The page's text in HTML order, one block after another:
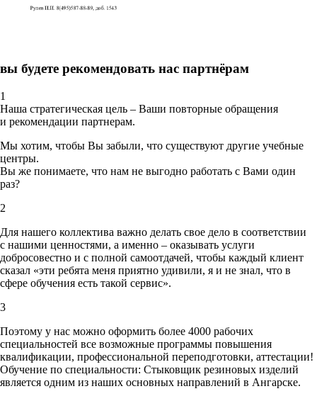
вы будете рекомендовать нас партнёрам
1
Наша стратегическая цель – Ваши повторные обращения
и рекомендации партнерам.
Мы хотим, чтобы Вы забыли, что существуют другие учебные
центры.
Вы же понимаете, что нам не выгодно работать с Вами один
раз?
2
Для нашего коллектива важно делать свое дело в соответствии
с нашими ценностями, а именно – оказывать услуги
добросовестно и с полной самоотдачей, чтобы каждый клиент
сказал «эти ребята меня приятно удивили, я и не знал, что в
сфере обучения есть такой сервис».
3
Поэтому у нас можно оформить более 4000 рабочих
специальностей все возможные программы повышения
квалификации, профессиональной переподготовки, аттестации!
Обучение по специальности: Стыковщик резиновых изделий
является одним из наших основных направлений в Ангарске.